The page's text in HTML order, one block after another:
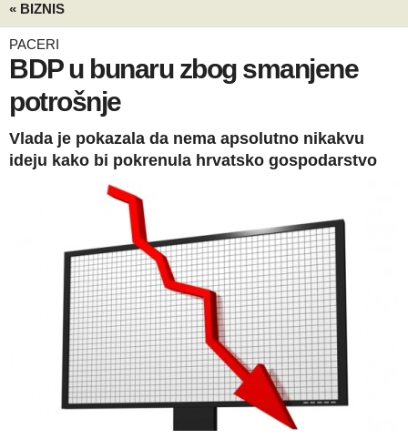
« BIZNIS
PACERI
BDP u bunaru zbog smanjene
potrošnje
Vlada je pokazala da nema apsolutno nikakvu
ideju kako bi pokrenula hrvatsko gospodarstvo